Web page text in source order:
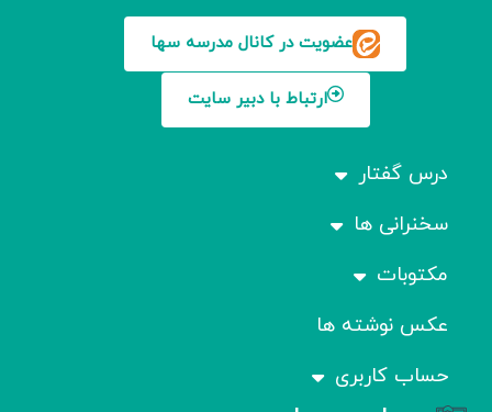
عضویت در کانال مدرسه سها
ارتباط با دبیر سایت
درس گفتار
سخنرانی ها
مکتوبات
عکس نوشته ها
حساب کاربری